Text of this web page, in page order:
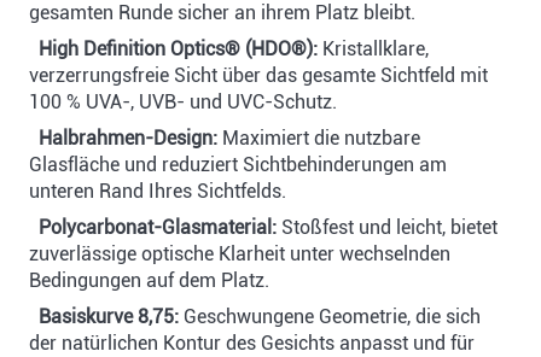
gesamten Runde sicher an ihrem Platz bleibt.
High Definition Optics® (HDO®): Kristallklare,
verzerrungsfreie Sicht über das gesamte Sichtfeld mit
100 % UVA-, UVB- und UVC-Schutz.
Halbrahmen-Design: Maximiert die nutzbare
Glasfläche und reduziert Sichtbehinderungen am
unteren Rand Ihres Sichtfelds.
Polycarbonat-Glasmaterial: Stoßfest und leicht, bietet
zuverlässige optische Klarheit unter wechselnden
Bedingungen auf dem Platz.
Basiskurve 8,75: Geschwungene Geometrie, die sich
der natürlichen Kontur des Gesichts anpasst und für